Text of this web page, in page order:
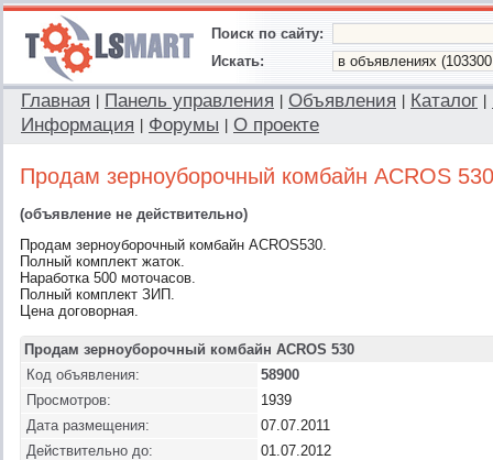
Поиск по сайту:
Искать:
Главная Панель управления Объявления Каталог
Информация
Форумы О проекте
Продам зерноуборочный комбайн ACROS 530
(объявление не действительно)
Продам зерноуборочный комбайн ACROS530.
Полный комплект жаток.
Наработка 500 моточасов.
Полный комплект ЗИП.
Цена договорная.
Продам зерноуборочный комбайн ACROS 530
Код объявления:
58900
Просмотров:
1939
Дата размещения:
07.07.2011
Действительно до:
01.07.2012